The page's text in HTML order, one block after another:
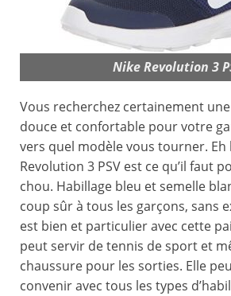
Nike Revolution 3
Vous recherchez certainement
douce et confortable pour votre
vers quel modèle vous tourner. Eh
Revolution 3 PSV est ce qu’il faut
chou. Habillage bleu et semelle
coup sûr à tous les garçons, sans
est bien et particulier avec cette
peut servir de tennis de sport et
chaussure pour les sorties. Elle
convenir avec tous les types